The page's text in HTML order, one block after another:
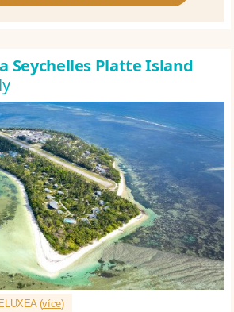
Seychelles Platte Island
(více)